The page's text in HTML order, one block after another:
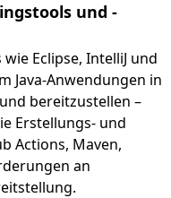
und -
Eclipse, IntelliJ und
Java-Anwendungen in
bereitzustellen –
Erstellungs- und
Actions, Maven,
an